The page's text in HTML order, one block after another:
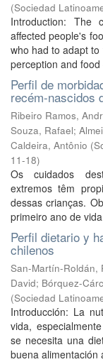
(Sociedad
Introduction: The
affected people's
who had to adapt
perception and
Perfil de
recém-nascidos
Ribeiro Ramos,
Souza, Rafael;
Caldeira, Antônio (
11-18)
Os cuidados
extremos têm
dessas crianças.
primeiro ano de
Perfil dietario y
chilenos
San-Martín-Roldán,
David; Bórquez-
(Sociedad
Introducción: La
vida,
se necesita una
buena alimentación